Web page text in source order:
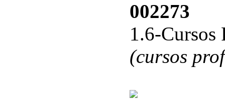
002273
1.6-Cursos
(cursos